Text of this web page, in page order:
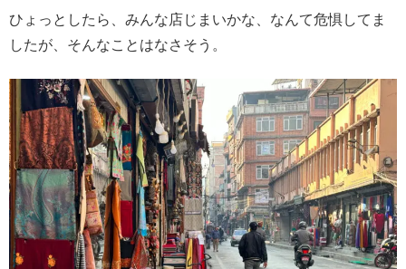
ひょっとしたら、みんな店じまいかな、なんて危惧してま
したが、そんなことはなさそう。